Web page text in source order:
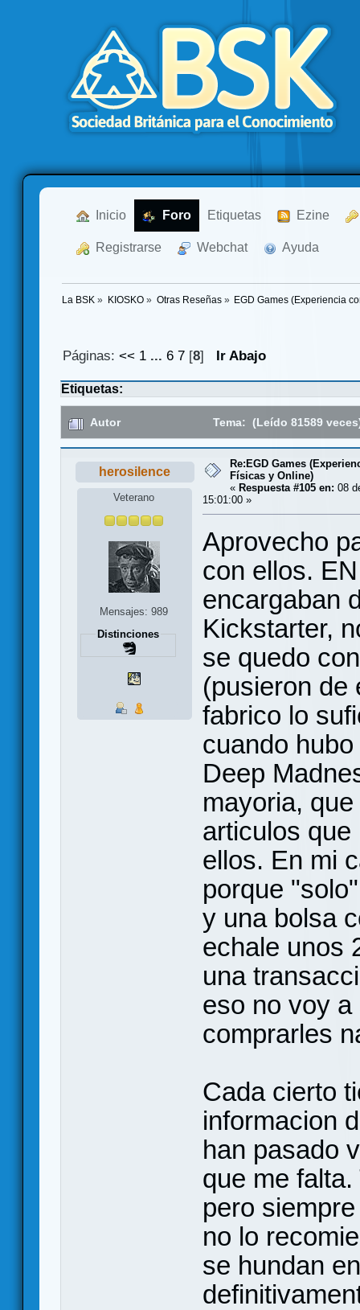
Inicio Foro Etiquetas Ezine
Registrarse Webchat Ayuda
La BSK » KIOSKO» Otras Reseñas» EGD Games (Experiencia
Páginas:<< 1 ...6 7 [8] Ir Abajo
Etiquetas:
Autor Tema: (Leído 81589
herosilence
Veterano
Mensajes: 989
Distinciones
Re:EGD Games
Físicas y Online)
« Respuesta #105 en: 08
15:01:00 »
Aprovecho
con ellos.
encargaban
Kickstarter,
se quedo
(pusieron de
fabrico lo
cuando
Deep
mayoria,
articulos que
ellos. En mi
porque
y una bolsa
echale unos
una
eso no voy
comprarles
Cada cierto
informacion
han pasado
que me
pero
no lo
se hundan